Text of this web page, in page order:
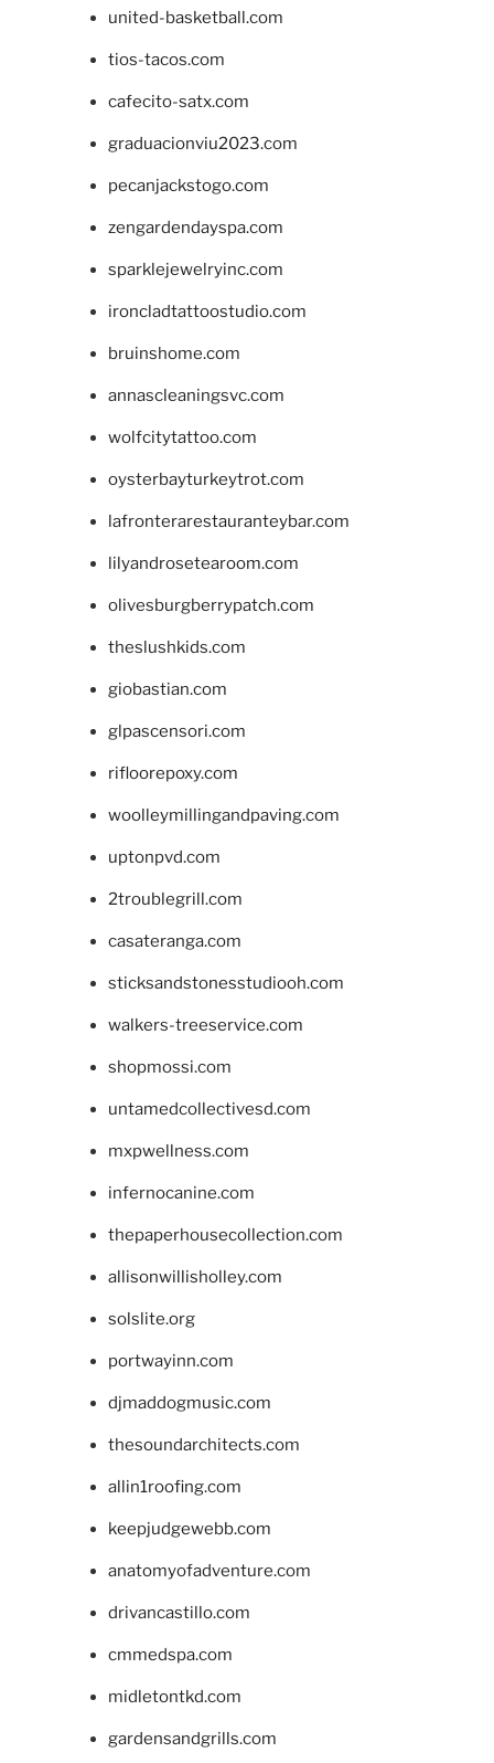
united-basketball.com
tios-tacos.com
cafecito-satx.com
graduacionviu2023.com
pecanjackstogo.com
zengardendayspa.com
sparklejewelryinc.com
ironcladtattoostudio.com
bruinshome.com
annascleaningsvc.com
wolfcitytattoo.com
oysterbayturkeytrot.com
lafronterarestauranteybar.com
lilyandrosetearoom.com
olivesburgberrypatch.com
theslushkids.com
giobastian.com
glpascensori.com
rifloorepoxy.com
woolleymillingandpaving.com
uptonpvd.com
2troublegrill.com
casateranga.com
sticksandstonesstudiooh.com
walkers-treeservice.com
shopmossi.com
untamedcollectivesd.com
mxpwellness.com
infernocanine.com
thepaperhousecollection.com
allisonwillisholley.com
solslite.org
portwayinn.com
djmaddogmusic.com
thesoundarchitects.com
allin1roofing.com
keepjudgewebb.com
anatomyofadventure.com
drivancastillo.com
cmmedspa.com
midletontkd.com
gardensandgrills.com